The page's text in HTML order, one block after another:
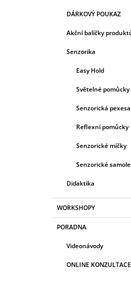
DÁRKOVÝ POUKAZ
Akční balíčky
Senzorika
Easy Hold
Světelné pomůcky
Senzorická pexesa
Reflexní pomůcky
Senzorické míčky
Senzorické
Didaktika
WORKSHOPY
PORADNA
Videonávody
ONLINE KONZULTACE